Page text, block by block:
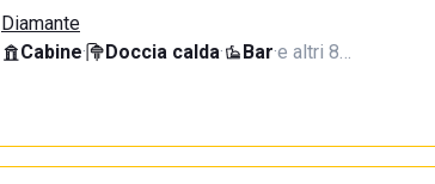
Diamante
Cabine· Doccia calda· Bar·e altri 8…